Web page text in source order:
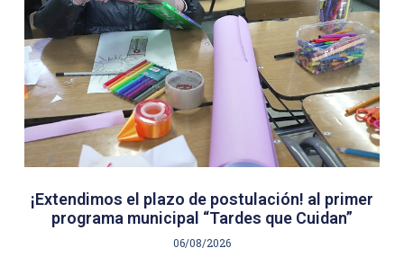
¡Extendimos el plazo de postulación! al primer
programa municipal “Tardes que Cuidan”
06/08/2026